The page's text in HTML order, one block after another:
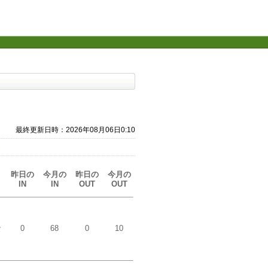
最終更新日時：2026年08月06日0:10
昨日の
IN
今月の
IN
昨日の
OUT
今月の
OUT
0 68 0 10